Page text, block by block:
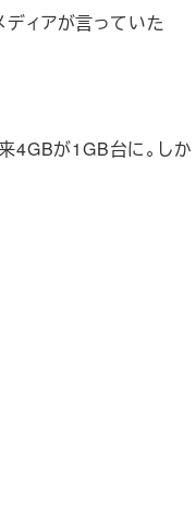
ィアが言っていた
4GBが1GB台に。しか